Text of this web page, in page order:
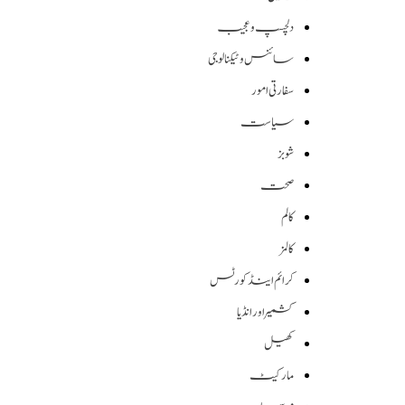
دلچسپ و عجیب
سائنس وٹیکنالوجی
سفارتی امور
سیاست
شوبز
صحت
کالم
کالمز
کرائم اینڈ کورٹس
کشمیر اور انڈیا
کھیل
مارکیٹ